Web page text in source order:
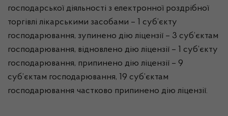
господарської діяльності з електронної роздрібної
торгівлі лікарськими засобами – 1 суб’єкту
господарювання, зупинено дію ліцензії – 3 суб’єктам
господарювання, відновлено дію ліцензії – 1 суб’єкту
господарювання, припинено дію ліцензії – 9
суб’єктам господарювання, 19 суб’єктам
господарювання частково припинено дію ліцензії.